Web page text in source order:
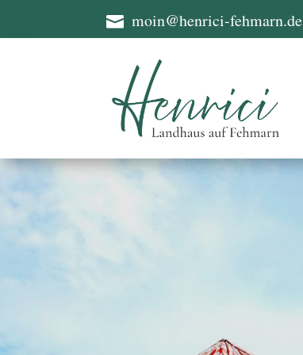
 moin@henrici-fehmarn.de